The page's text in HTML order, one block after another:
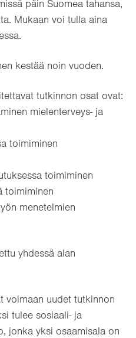
päin Suomea tahansa,
Mukaan voi tulla aina
kestää noin vuoden.
tutkinnon osat ovat:
mielenterveys- ja
toimiminen
toimiminen
toimiminen
menetelmien
yhdessä alan
voimaan uudet tutkinnon
tulee sosiaali- ja
jonka yksi osaamisala on